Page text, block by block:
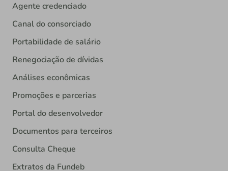
Agente credenciado
Canal do consorciado
Portabilidade de salário
Renegociação de dívidas
Análises econômicas
Promoções e parcerias
Portal do desenvolvedor
Documentos para terceiros
Consulta Cheque
Extratos da Fundeb